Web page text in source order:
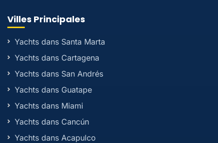
Villes Principales
Yachts dans Santa Marta
Yachts dans Cartagena
Yachts dans San Andrés
Yachts dans Guatape
Yachts dans Miami
Yachts dans Cancún
Yachts dans Acapulco